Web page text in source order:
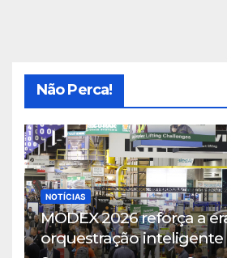
Não Perca!
NOTÍCIAS
MODEX 2026 reforça a
orquestração inteligente